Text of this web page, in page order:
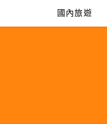
content
國內旅遊